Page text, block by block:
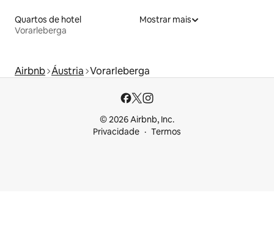
Quartos de hotel
Vorarleberga
Mostrar mais
Airbnb Áustria Vorarleberga
© 2026 Airbnb, Inc.
Privacidade
Termos